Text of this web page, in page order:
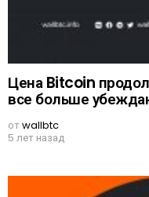
Цена Bitcoin
все больше
отwallbtc
5 лет назад